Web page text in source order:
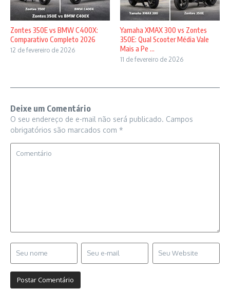
Zontes 350E vs BMW C400X:
Comparativo Completo 2026
12 de fevereiro de 2026
Yamaha XMAX 300 vs Zontes
350E: Qual Scooter Média Vale
Mais a Pe ...
11 de fevereiro de 2026
Deixe um Comentário
O seu endereço de e-mail não será publicado. Campos
obrigatórios são marcados com *